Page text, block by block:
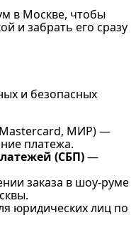
в Москве, чтобы
и забрать его сразу
и безопасных
Mastercard, МИР) —
платежа.
(СБП)—
заказа в шоу-руме
юридических лиц по